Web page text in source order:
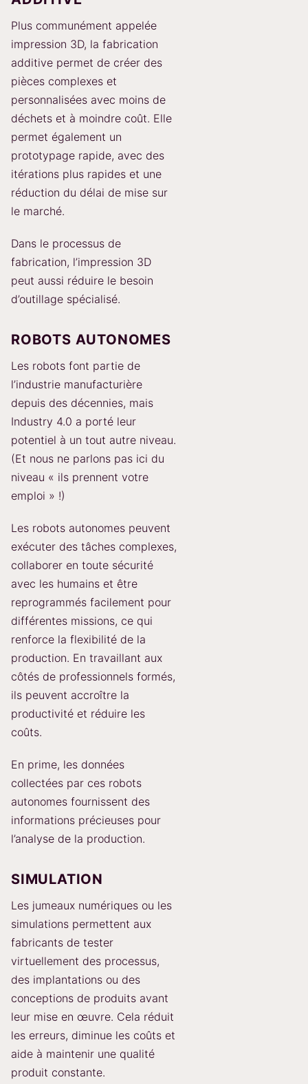
Plus communément appelée
impression 3D, la fabrication
additive permet de créer des
pièces complexes et
personnalisées avec moins de
déchets et à moindre coût. Elle
permet également un
prototypage rapide, avec des
itérations plus rapides et une
réduction du délai de mise sur
le marché.
Dans le processus de
fabrication, l’impression 3D
peut aussi réduire le besoin
d’outillage spécialisé.
ROBOTS AUTONOMES
Les robots font partie de
l’industrie manufacturière
depuis des décennies, mais
Industry 4.0 a porté leur
potentiel à un tout autre niveau.
(Et nous ne parlons pas ici du
niveau « ils prennent votre
emploi » !)
Les robots autonomes peuvent
exécuter des tâches complexes,
collaborer en toute sécurité
avec les humains et être
reprogrammés facilement pour
différentes missions, ce qui
renforce la flexibilité de la
production. En travaillant aux
côtés de professionnels formés,
ils peuvent accroître la
productivité et réduire les
coûts.
En prime, les données
collectées par ces robots
autonomes fournissent des
informations précieuses pour
l’analyse de la production.
SIMULATION
Les jumeaux numériques ou les
simulations permettent aux
fabricants de tester
virtuellement des processus,
des implantations ou des
conceptions de produits avant
leur mise en œuvre. Cela réduit
les erreurs, diminue les coûts et
aide à maintenir une qualité
produit constante.